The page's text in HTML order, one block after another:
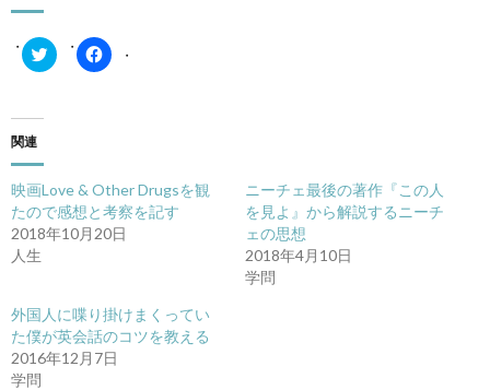
ク
リ
(新
し
い
ウ
で
開
き
ま
す)
Facebook
で
ッ
ク
し
て
(新
し
い
ウ
ィ
関連
映画Love & Other Drugsを観
たので感想と考察を記す
2018年10月20日
人生
ニーチェ最後の著作『この人
を見よ』から解説するニーチ
ェの思想
2018年4月10日
学問
外国人に喋り掛けまくってい
た僕が英会話のコツを教える
2016年12月7日
学問